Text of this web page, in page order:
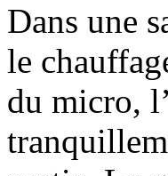
Dans une
le
du micro,